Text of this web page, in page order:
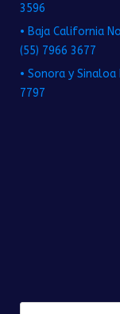
3596
• Baja California
(55) 7966 3677
• Sonora y Sinaloa
7797